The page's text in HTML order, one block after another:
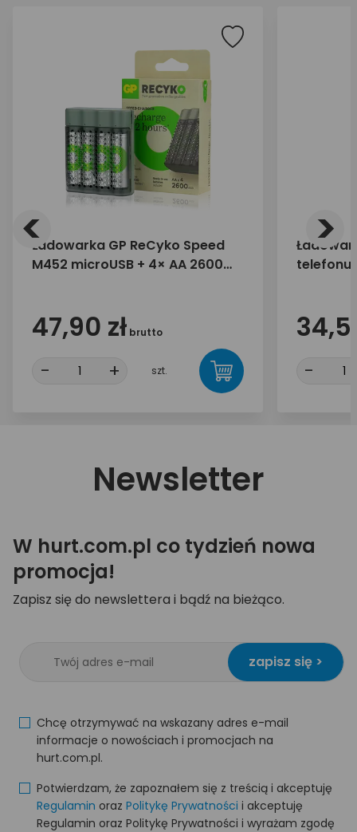
Ładowarka GP ReCyko Speed
M452 microUSB + 4× AA 2600
47,90 zł brutto
- + szt.
telefonu
-
< >
Newsletter
W hurt.com.pl co tydzień nowa
promocja!
Zapisz się do newslettera i bądź na bieżąco.
zapisz się >
Chcę otrzymywać na wskazany adres e-mail
informacje o nowościach i promocjach na
hurt.com.pl.
Potwierdzam, że zapoznałem się z treścią i akceptuję
Regulamin oraz Politykę Prywatności i akceptuję
Regulamin oraz Politykę Prywatności i wyrażam zgodę